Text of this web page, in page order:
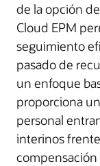
de la opción
Cloud EPM
seguimiento
pasado de
un enfoque
proporciona
personal
interinos
compensación